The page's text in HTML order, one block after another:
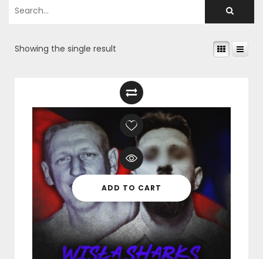
Showing the single result
ADD TO CART